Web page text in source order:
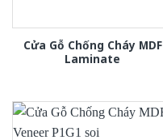
Cửa Gỗ Chống Cháy MDF
Laminate